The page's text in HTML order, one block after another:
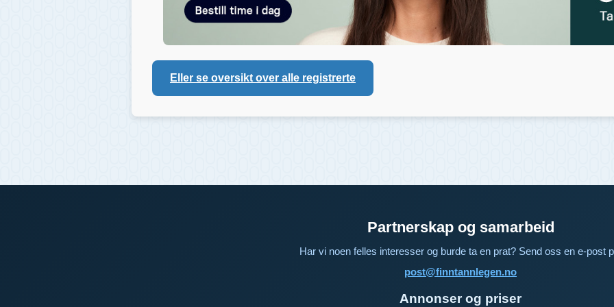
Eller se oversikt over alle registrerte
Partnerskap og samarbeid
Har vi noen felles interesser og burde ta en prat? Send oss en e-post
post@finntannlegen.no
Annonser og priser